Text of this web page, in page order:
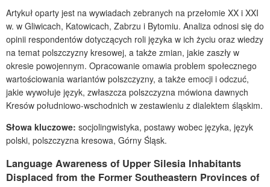
Artykuł oparty jest na wywiadach zebranych na przełomie XX i XXI
w. w Gliwicach, Katowicach, Zabrzu i Bytomiu. Analiza odnosi się do
opinii respondentów dotyczących roli języka w ich życiu oraz wiedzy
na temat polszczyzny kresowej, a także zmian, jakie zaszły w
okresie powojennym. Opracowanie omawia problem społecznego
wartościowania wariantów polszczyzny, a także emocji i odczuć,
jakie wywołuje język, zwłaszcza polszczyzna mówiona dawnych
Kresów południowo-wschodnich w zestawieniu z dialektem śląskim.
Słowa kluczowe: socjolingwistyka, postawy wobec języka, język
polski, polszczyzna kresowa, Górny Śląsk.
Language Awareness of Upper Silesia Inhabitants
Displaced from the Former Southeastern Provinces of